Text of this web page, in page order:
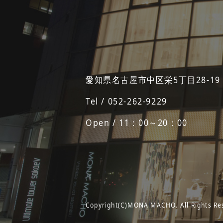
愛知県名古屋市中区栄5丁目28-
Tel / 052-262-9229
Open / 11：00～20：00
Copyright(C)MONA MACHO. All Rights